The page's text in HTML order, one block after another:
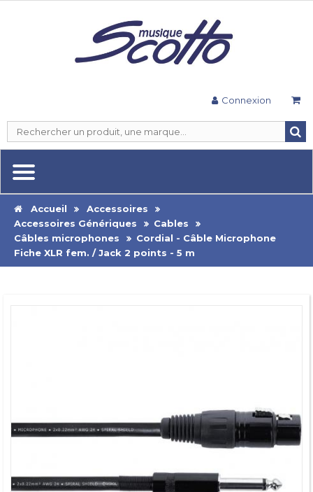
Connexion
Accueil
Accessoires
Accessoires Génériques
Cables
Câbles microphones
Cordial - Câble Microphone
Fiche XLR fem. / Jack 2 points - 5 m